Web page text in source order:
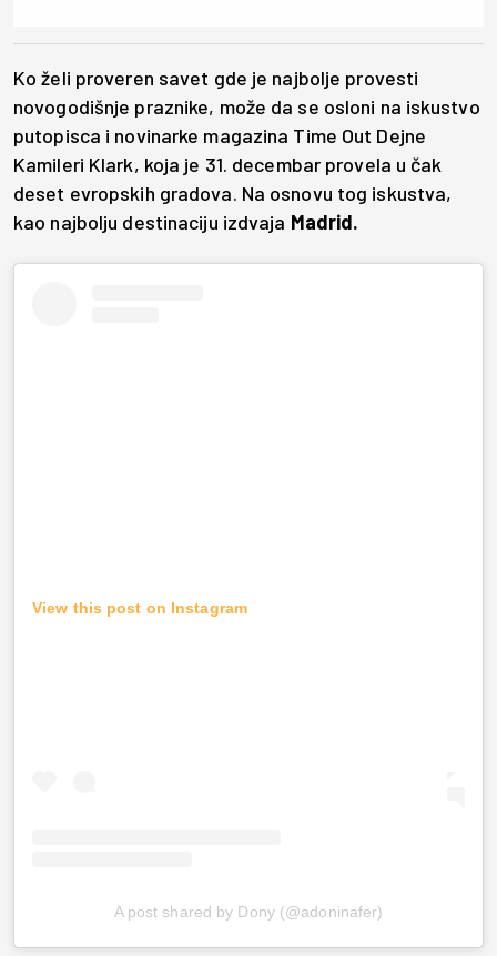
Ko želi proveren savet gde je najbolje provesti
novogodišnje praznike, može da se osloni na iskustvo
putopisca i novinarke magazina Time Out Dejne
Kamileri Klark, koja je 31. decembar provela u čak
deset evropskih gradova. Na osnovu tog iskustva,
kao najbolju destinaciju izdvaja Madrid.
View this post on Instagram
A post shared by Dony (@adoninafer)